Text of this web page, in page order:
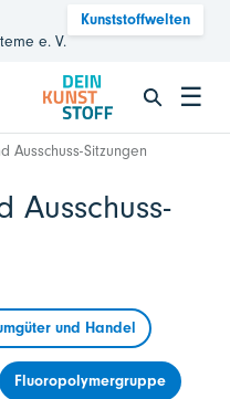
e. V.
Kunststoffwelten
☰
Ausschuss-Sitzungen
Ausschuss-
und Handel
Fluoropolymergruppe